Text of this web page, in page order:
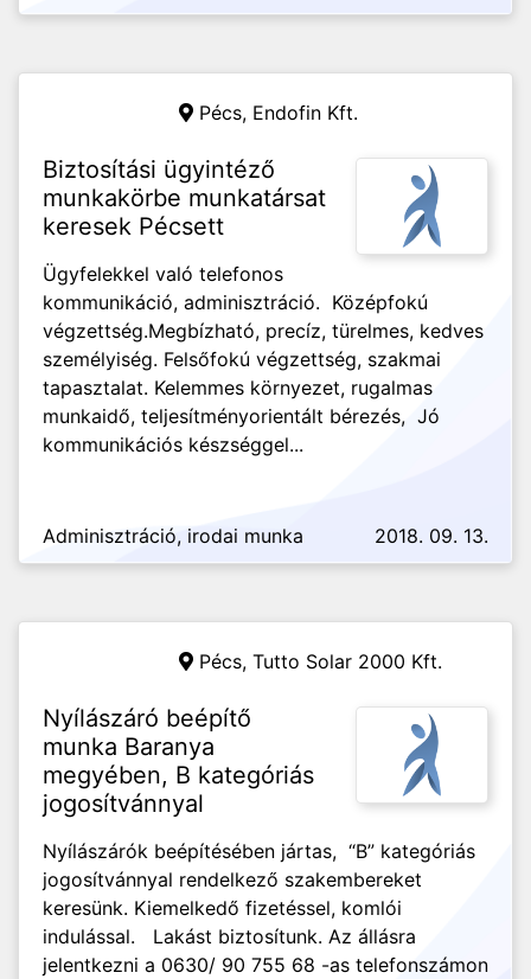
Pécs, Endofin Kft.
Biztosítási ügyintéző
munkakörbe munkatársat
keresek Pécsett
Ügyfelekkel való telefonos
kommunikáció, adminisztráció. Középfokú
végzettség.Megbízható, precíz, türelmes, kedves
személyiség. Felsőfokú végzettség, szakmai
tapasztalat. Kelemmes környezet, rugalmas
munkaidő, teljesítményorientált bérezés, Jó
kommunikációs készséggel...
Adminisztráció, irodai munka 2018. 09. 13.
Pécs, Tutto Solar 2000 Kft.
Nyílászáró beépítő
munka Baranya
megyében, B kategóriás
jogosítvánnyal
Nyílászárók beépítésében jártas, “B” kategóriás
jogosítvánnyal rendelkező szakembereket
keresünk. Kiemelkedő fizetéssel, komlói
indulással. Lakást biztosítunk. Az állásra
jelentkezni a 0630/ 90 755 68 -as telefonszámon